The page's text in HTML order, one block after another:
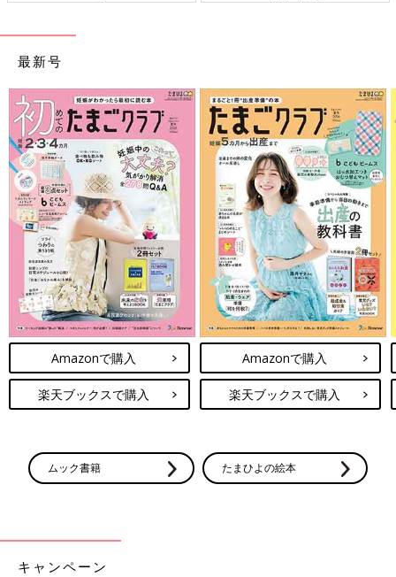
んの日焼け・熱中症対策」特集があります。
お話・監修／黒澤照喜先生
最新号
Amazonで購入
楽天ブックスで購入
Amazonで購入
楽天ブックスで購入
ムック書籍 たまひよの絵本
キャンペーン